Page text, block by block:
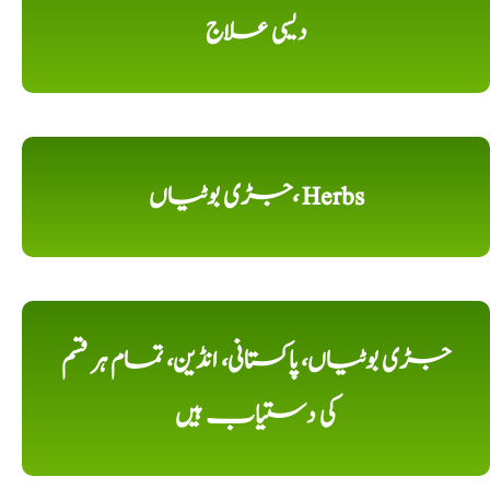
دیسی علاج
جڑی بوٹیاں، Herbs
جڑی بوٹیاں، پاکستانی، انڈین، تمام ہر قسم
کی دستیاب ہیں